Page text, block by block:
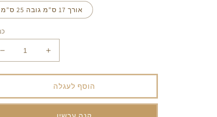
אורך 17 ס"מ גובה 25 ס"מ
את
הכמות
שקית
כסופה
הגדל
את
הכמות
עבור
שקית
כסופה
הוסף לעגלה